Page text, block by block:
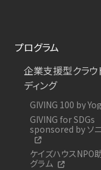
プログラム
企業支援型クラウ
ディング
GIVING 100 by
GIVING for SDGs
sponsored by ソ
ケイズハウスNPO
グラム